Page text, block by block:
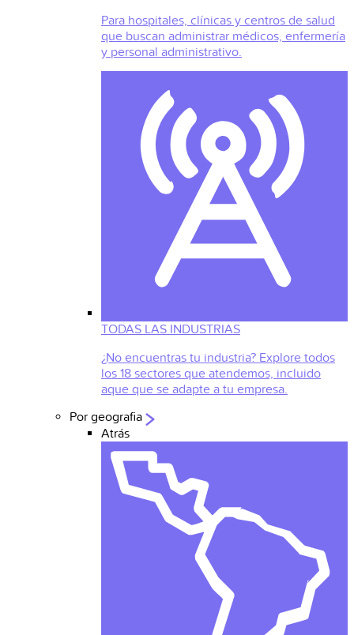
Para hospitales, clínicas y centros de salud
que buscan administrar médicos, enfermería
y personal administrativo.
TODAS LAS INDUSTRIAS
¿No encuentras tu industria? Explore todos
los 18 sectores que atendemos, incluido
aque que se adapte a tu empresa.
Por geografia
Atrás